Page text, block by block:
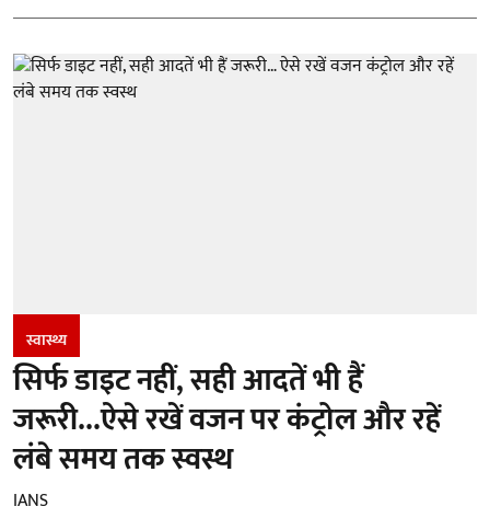
स्वास्थ्य
सिर्फ डाइट नहीं, सही आदतें भी हैं
जरूरी...ऐसे रखें वजन पर कंट्रोल और रहें
लंबे समय तक स्वस्थ
IANS